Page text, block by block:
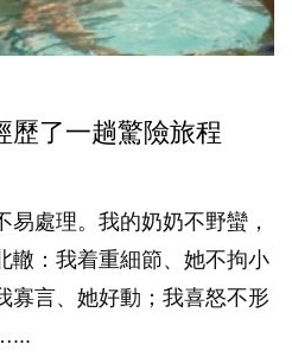
歷了一趟驚險旅程
處理。我的奶奶不野蠻，
轍：我着重細節、她不拘小
寡言、她好動；我喜怒不形